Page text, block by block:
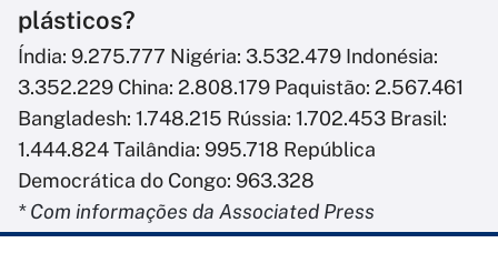
plásticos?
Índia: 9.275.777 Nigéria: 3.532.479 Indonésia:
3.352.229 China: 2.808.179 Paquistão: 2.567.461
Bangladesh: 1.748.215 Rússia: 1.702.453 Brasil:
1.444.824 Tailândia: 995.718 República
Democrática do Congo: 963.328
* Com informações da Associated Press